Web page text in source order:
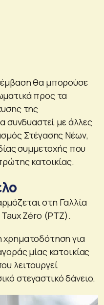
θα μπορούσε
προς τα
της
συνδυαστεί με άλλες
Στέγασης Νέων,
συμμετοχής που
κατοικίας.
στη Γαλλία
Zéro (PTZ).
χρηματοδότηση για
μίας κατοικίας
λειτουργεί
στεγαστικό δάνειο.